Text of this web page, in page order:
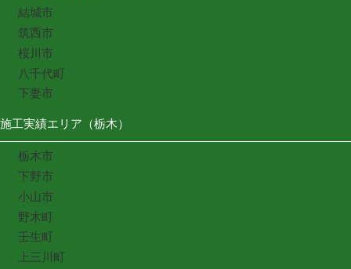
結城市
筑西市
桜川市
八千代町
下妻市
施工実績エリア（栃木）
栃木市
下野市
小山市
野木町
壬生町
上三川町